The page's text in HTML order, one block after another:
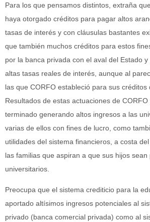
Para los que pensamos distintos, extraña
haya otorgado créditos para pagar altos
tasas de interés y con cláusulas bastantes
que también muchos créditos para estos
por la banca privada con el aval del Estado
altas tasas reales de interés, aunque al
las que CORFO estableció para sus créditos
Resultados de estas actuaciones de
terminado generando altos ingresos a las
varias de ellos con fines de lucro, como
utilidades del sistema financieros, a costa
las familias que aspiran a que sus hijos sean
universitarios.
Preocupa que el sistema crediticio para la
aportado altísimos ingresos potenciales al
privado (banca comercial privada) como al